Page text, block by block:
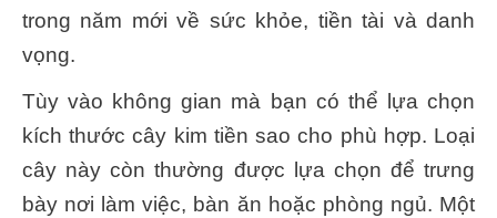
trong năm mới về sức khỏe, tiền tài và danh
vọng.
Tùy vào không gian mà bạn có thể lựa chọn
kích thước cây kim tiền sao cho phù hợp. Loại
cây này còn thường được lựa chọn để trưng
bày nơi làm việc, bàn ăn hoặc phòng ngủ. Một